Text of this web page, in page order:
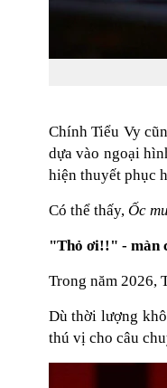
Chính Tiểu Vy
dựa vào ngoại
hiện thuyết phục
Có thể thấy, Ốc
"Thỏ ơi!!" - màn
Trong năm 2026,
Dù thời lượng
thú vị cho câu